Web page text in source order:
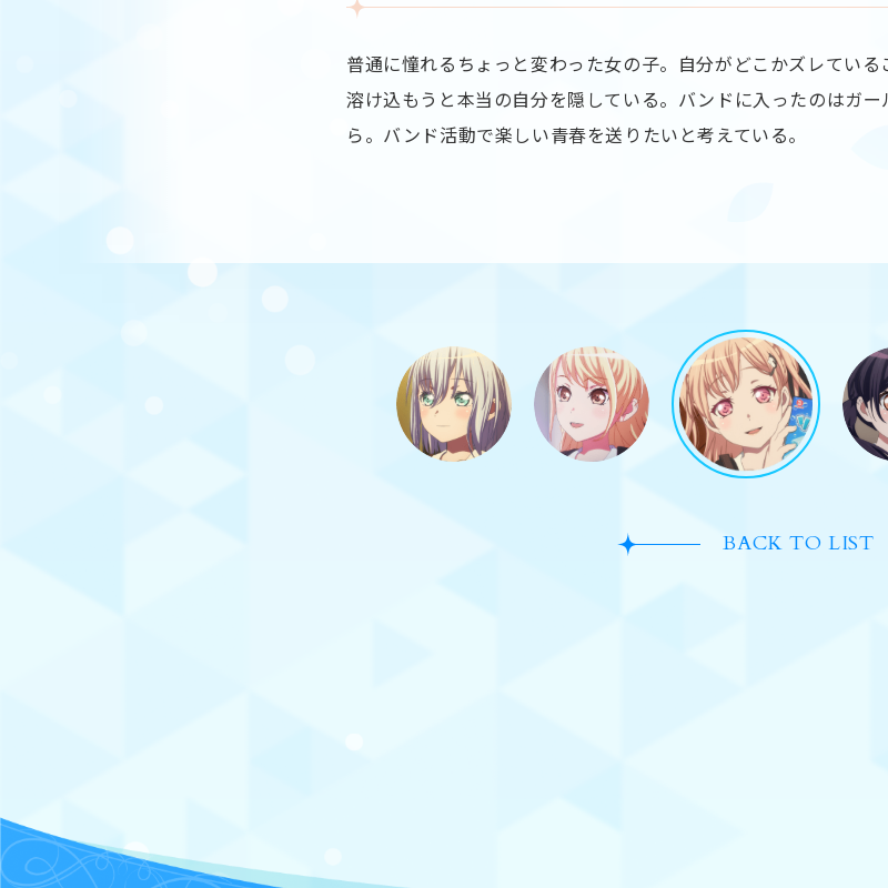
普通に憧れるちょっと変わった女の子。自分がどこかズレてい
溶け込もうと本当の自分を隠している。バンドに入ったのはガ
ら。バンド活動で楽しい青春を送りたいと考えている。
BACK TO LIST